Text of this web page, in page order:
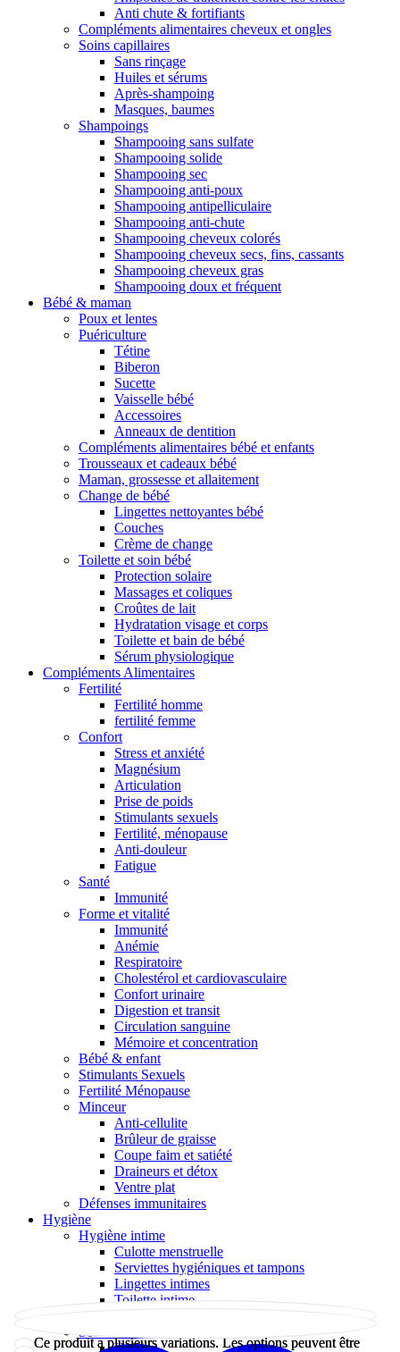
Ce produit a plusieurs variations. Les options peuvent être
Ce produit a plusieurs variations. Les options peuvent être
Anti chute & fortifiants
Compléments alimentaires cheveux et ongles
Soins capillaires
Sans rinçage
Huiles et sérums
Après-shampoing
Masques, baumes
Shampoings
Shampooing sans sulfate
Shampooing solide
Shampooing sec
Shampooing anti-poux
Shampooing antipelliculaire
Shampooing anti-chute
Shampooing cheveux colorés
Shampooing cheveux secs, fins, cassants
Shampooing cheveux gras
Shampooing doux et fréquent
Bébé & maman
Poux et lentes
Puériculture
Tétine
Biberon
Sucette
Vaisselle bébé
Accessoires
Anneaux de dentition
Compléments alimentaires bébé et enfants
Trousseaux et cadeaux bébé
Maman, grossesse et allaitement
Change de bébé
Lingettes nettoyantes bébé
Couches
Crème de change
Toilette et soin bébé
Protection solaire
Massages et coliques
Croûtes de lait
Hydratation visage et corps
Toilette et bain de bébé
Sérum physiologique
Compléments Alimentaires
Fertilité
Fertilité homme
fertilité femme
Confort
Stress et anxiété
Magnésium
Articulation
Prise de poids
Stimulants sexuels
Fertilité, ménopause
Anti-douleur
Fatigue
Santé
Immunité
Forme et vitalité
Immunité
Anémie
Respiratoire
Cholestérol et cardiovasculaire
Confort urinaire
Digestion et transit
Circulation sanguine
Mémoire et concentration
Bébé & enfant
Stimulants Sexuels
Fertilité Ménopause
Minceur
Anti-cellulite
Brûleur de graisse
Coupe faim et satiété
Draineurs et détox
Ventre plat
Défenses immunitaires
Hygiène
Hygiène intime
Culotte menstruelle
Serviettes hygiéniques et tampons
Lingettes intimes
Toilette intime
Soins buccodentaires
Haleine